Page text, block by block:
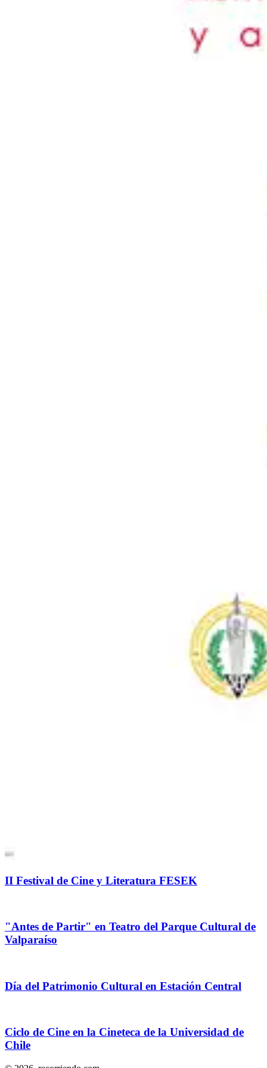
II Festival de Cine y Literatura FESEK
"Antes de Partir" en Teatro del Parque Cultural de
Valparaíso
Día del Patrimonio Cultural en Estación Central
Ciclo de Cine en la Cineteca de la Universidad de
Chile